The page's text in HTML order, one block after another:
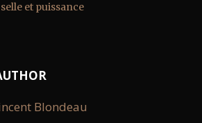
et puissance
Blondeau